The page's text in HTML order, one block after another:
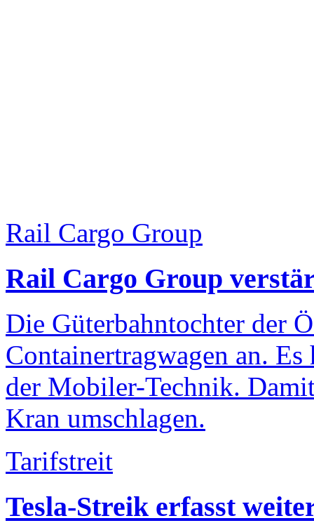
Rail Cargo Group
Rail Cargo Group
Die Güterbahntochter der
Containertragwagen an.
der Mobiler-Technik.
Kran umschlagen.
Tarifstreit
Tesla-Streik erfasst